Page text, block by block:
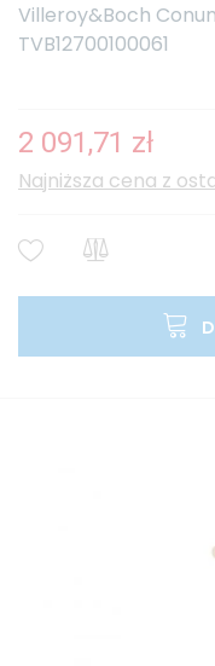
Villeroy&Boch
TVB12700100061
2 091,71 zł
Najniższa cena z